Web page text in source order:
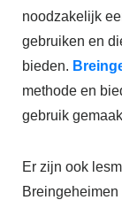
noodzakelijk
gebruiken en
bieden.
methode en
gebruik
Er zijn ook